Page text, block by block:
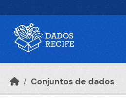
Conjuntos de dados